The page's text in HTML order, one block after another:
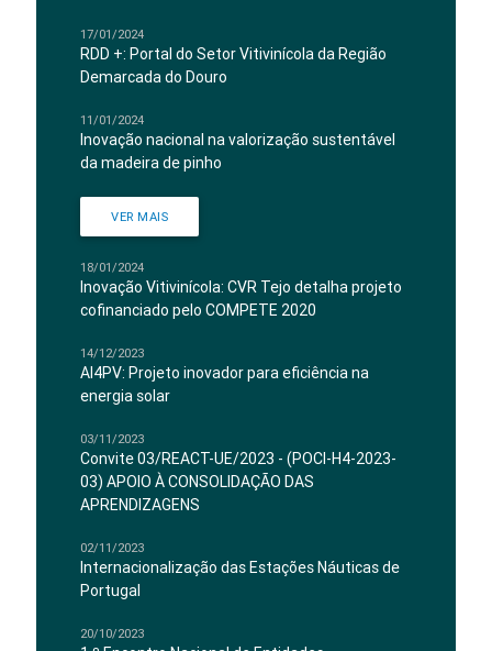
17/01/2024
RDD +: Portal do Setor Vitivinícola da Região
Demarcada do Douro
11/01/2024
Inovação nacional na valorização sustentável
da madeira de pinho
VER MAIS
18/01/2024
Inovação Vitivinícola: CVR Tejo detalha projeto
cofinanciado pelo COMPETE 2020
14/12/2023
AI4PV: Projeto inovador para eficiência na
energia solar
03/11/2023
Convite 03/REACT-UE/2023 - (POCI-H4-2023-
03) APOIO À CONSOLIDAÇÃO DAS
APRENDIZAGENS
02/11/2023
Internacionalização das Estações Náuticas de
Portugal
20/10/2023